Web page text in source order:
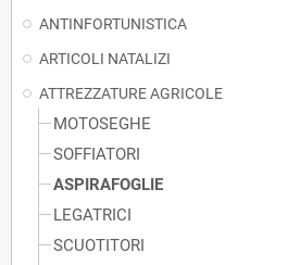
ANTINFORTUNISTICA
ARTICOLI NATALIZI
ATTREZZATURE AGRICOLE
MOTOSEGHE
SOFFIATORI
ASPIRAFOGLIE
LEGATRICI
SCUOTITORI